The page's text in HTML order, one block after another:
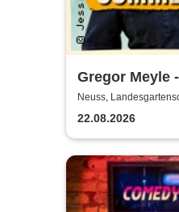
Gregor Meyle
2026
Neuss,
22.08.2026